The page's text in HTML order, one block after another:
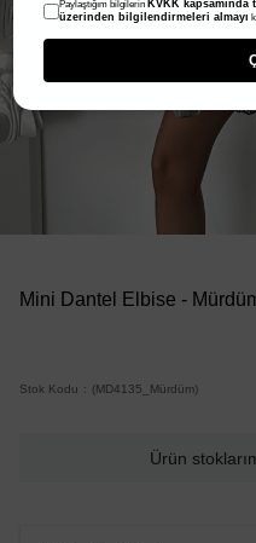
Mini Dantel Elbise -
Stok Kodu (MD4135_Mürdüm)
Ürün
Paylaştığım bilgilerin KVKK kapsamında
üzerinden bilgilendirmeleri almayı